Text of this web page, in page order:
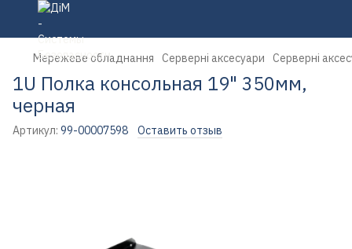
Мережеве обладнання Серверні аксесуари Серверні
1U Полка консольная 19" 350мм,
черная
Артикул: 99-00007598 Оставить отзыв